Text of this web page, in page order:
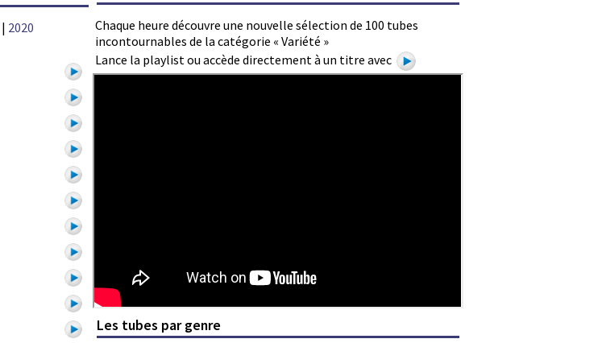
Chaque heure découvre une nouvelle sélection de 100 tubes
incontournables de la catégorie « Variété »
Lance la playlist ou accède directement à un titre avec
| 2020
Les tubes par genre